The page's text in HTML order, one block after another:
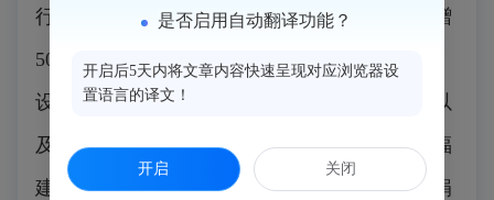
行。福建江夏慈善基金会向闽侯县慈善总会捐赠
5000万元，专项用于大湖乡乡村振兴新农村建
设。县领导吴永忠、张弛、林小迓、陈贤东，以
及相关部门领导嘉宾出席捐赠仪式。仪式中，福
建江夏慈善基金会与闽侯县慈善总会签订资金捐
是否启用自动翻译功能？
开启后5天内将文章内容快速呈现对应浏览器设
置语言的译文！
开启 关闭